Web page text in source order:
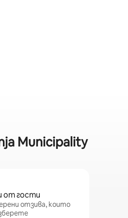
Municipality
от гости
отзива, които